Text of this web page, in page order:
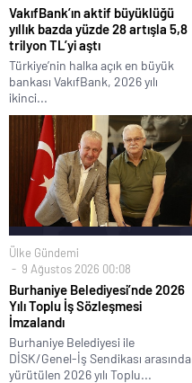
VakıfBank’ın aktif büyüklüğü
yıllık bazda yüzde 28 artışla 5,8
trilyon TL’yi aştı
Türkiye’nin halka açık en büyük
bankası VakıfBank, 2026 yılı
ikinci...
Ülke Gündemi
9 Ağustos 2026 00:08
Burhaniye Belediyesi’nde 2026
Yılı Toplu İş Sözleşmesi
İmzalandı
Burhaniye Belediyesi ile
DİSK/Genel-İş Sendikası arasında
yürütülen 2026 yılı Toplu...